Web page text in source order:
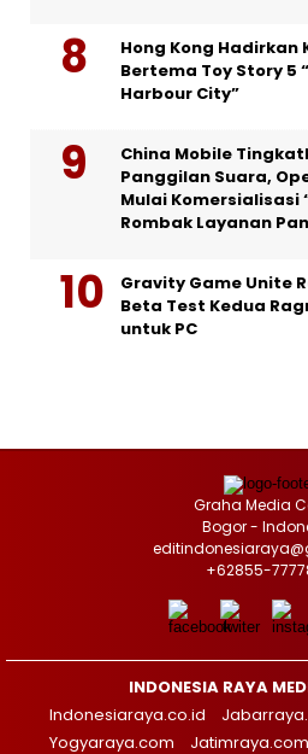
Hong Kong Hadirkan
Bertema Toy Story 5
Harbour City”
China Mobile
Panggilan Suara,
Mulai Komersialisasi
Rombak Layanan
Gravity Game Unite
Beta Test Kedua
untuk PC
Graha Media
Bogor -
+62855-
INDONESIA RAYA
Indonesiaraya.co.id
Yogyaraya.com
Jatimraya.com